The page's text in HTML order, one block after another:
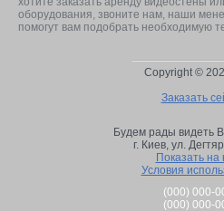
оборудования, звоните нам, наши
помогут вам подобрать необходимую
Copyright ©
Заказать
Будем рады видеть
г. Киев, ул.
Показать на
Условия
(000) 000-
(000) 000-